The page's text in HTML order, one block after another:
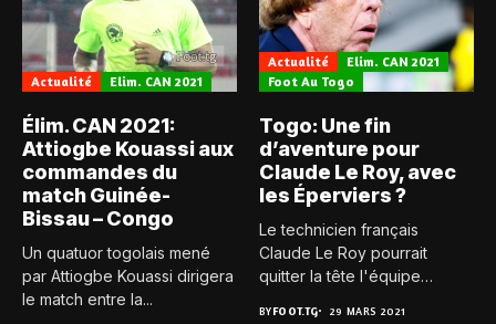
Actualité Elim. CAN 2021
Élim. CAN 2021:
Attiogbe Kouassi aux
commandes du
match Guinée-
Bissau – Congo
Un quatuor togolais mené
par Attiogbe Kouassi dirigera
le match entre la...
Actualité
Elim. CAN 2021
Foot Au Togo
Togo: Une fin
d’aventure pour
Claude Le Roy, avec
les Éperviers ?
Le technicien français
Claude Le Roy pourrait
quitter la tête l'équipe
BYFOOT.TG 29 MARS 2021